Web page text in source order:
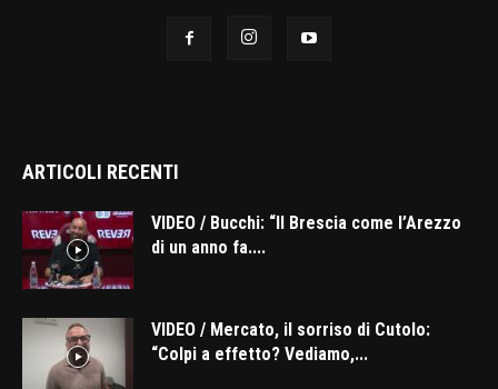
ARTICOLI RECENTI
VIDEO / Bucchi: “Il Brescia come l’Arezzo
di un anno fa....
VIDEO / Mercato, il sorriso di Cutolo:
“Colpi a effetto? Vediamo,...